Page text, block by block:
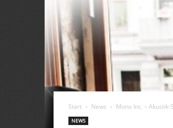
Start News Mono Inc. –
NEWS